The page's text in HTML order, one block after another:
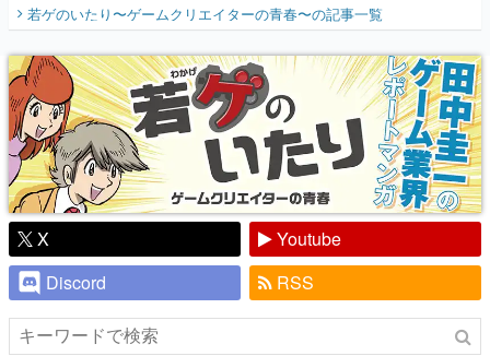
『少年ジャンプ』色だった【若ゲのいた
り】
若ゲのいたり〜ゲームクリエイターの青春〜の記事一覧
X
Youtube
Discord
RSS